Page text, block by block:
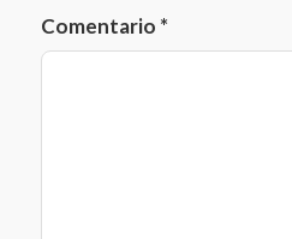
Comentario *